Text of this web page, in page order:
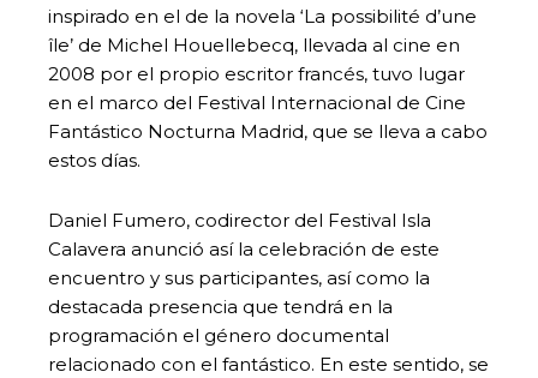
inspirado en el de la novela ‘La possibilité d’une
île’ de Michel Houellebecq, llevada al cine en
2008 por el propio escritor francés, tuvo lugar
en el marco del Festival Internacional de Cine
Fantástico Nocturna Madrid, que se lleva a cabo
estos días.
Daniel Fumero, codirector del Festival Isla
Calavera anunció así la celebración de este
encuentro y sus participantes, así como la
destacada presencia que tendrá en la
programación el género documental
relacionado con el fantástico. En este sentido, se